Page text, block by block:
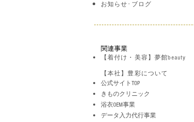
お知らせ･ブログ
関連事業
【着付け・美容】夢館beauty
【本社】豊彩について
公式サイトTOP
きものクリニック
浴衣OEM事業
データ入力代行事業